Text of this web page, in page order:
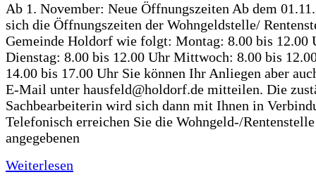
Ab 1. November: Neue Öffnungszeiten Ab dem
sich die Öffnungszeiten der Wohngeldstelle/
Gemeinde Holdorf wie folgt: Montag: 8.00 bis 12.00
Dienstag: 8.00 bis 12.00 Uhr Mittwoch: 8.00 bis
14.00 bis 17.00 Uhr Sie können Ihr Anliegen aber
E-Mail unter hausfeld@holdorf.de mitteilen. Die
Sachbearbeiterin wird sich dann mit Ihnen in
Telefonisch erreichen Sie die Wohngeld-/
angegebenen
Weiterlesen